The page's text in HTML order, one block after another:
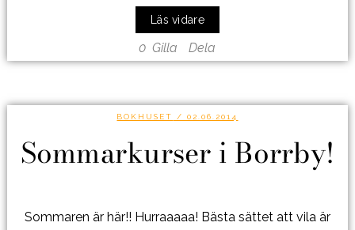
Läs vidare
0 Gilla Dela
BOKHUSET / 02.06.2014
Sommarkurser i Borrby!
Sommaren är här!! Hurraaaaa! Bästa sättet att vila är